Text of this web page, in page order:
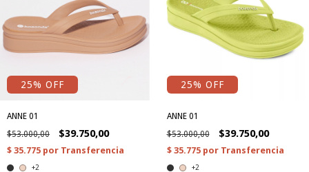
25% OFF
ANNE 01
$53.000,00
$39.750,00
+2
25% OFF
ANNE 01
$53.000,00
$39.750,00
+2